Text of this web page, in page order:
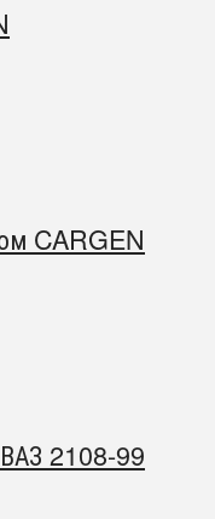
CARGEN
2108-99